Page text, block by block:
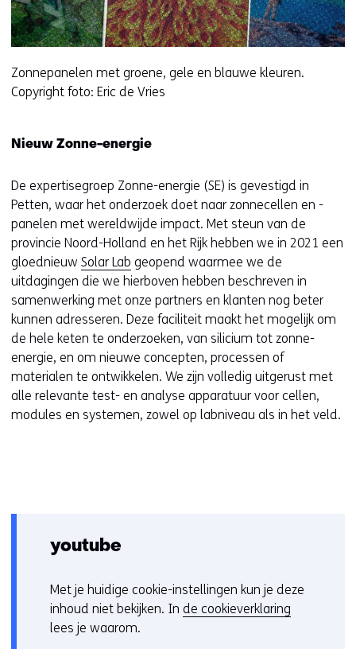
e
r
)
(
j
s
t
n
a
a
r
e
e
n
a
n
d
)
Zonnepanelen met groene, gele en blauwe kleuren.
Copyright foto: Eric de Vries
Nieuw Zonne-energie
De expertisegroep Zonne-energie (SE) is gevestigd in
Petten, waar het onderzoek doet naar zonnecellen en -
panelen met wereldwijde impact. Met steun van de
provincie Noord-Holland en het Rijk hebben we in 2021 een
gloednieuw Solar Lab geopend waarmee we de
uitdagingen die we hierboven hebben beschreven in
samenwerking met onze partners en klanten nog beter
kunnen adresseren. Deze faciliteit maakt het mogelijk om
de hele keten te onderzoeken, van silicium tot zonne-
energie, en om nieuwe concepten, processen of
materialen te ontwikkelen. We zijn volledig uitgerust met
alle relevante test- en analyse apparatuur voor cellen,
modules en systemen, zowel op labniveau als in het veld.
youtube
C
o
o
Met je huidige cookie-instellingen kun je deze
inhoud niet bekijken. In de cookieverklaring
lees je waarom.